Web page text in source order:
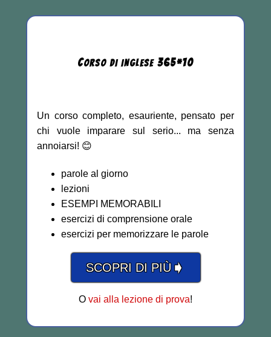
CORSO DI INGLESE 365*10
Un corso completo, esauriente, pensato per
chi vuole imparare sul serio... ma senza
annoiarsi! 😊
parole al giorno
lezioni
ESEMPI MEMORABILI
esercizi di comprensione orale
esercizi per memorizzare le parole
SCOPRI DI PIÙ➧
O vai alla lezione di prova!